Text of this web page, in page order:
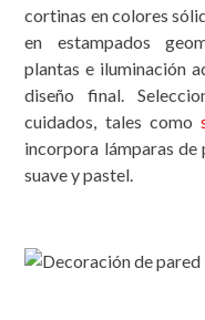
cortinas en colores
en estampados
plantas e iluminación
diseño final.
cuidados, tales como
incorpora lámparas de
suave y pastel.